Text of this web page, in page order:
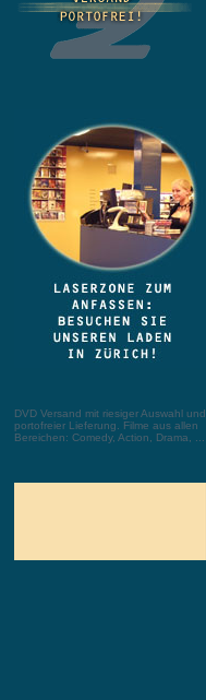
DVD Versand mit riesiger Auswahl und
portofreier Lieferung. Filme aus allen
Bereichen: Comedy, Action, Drama, ...